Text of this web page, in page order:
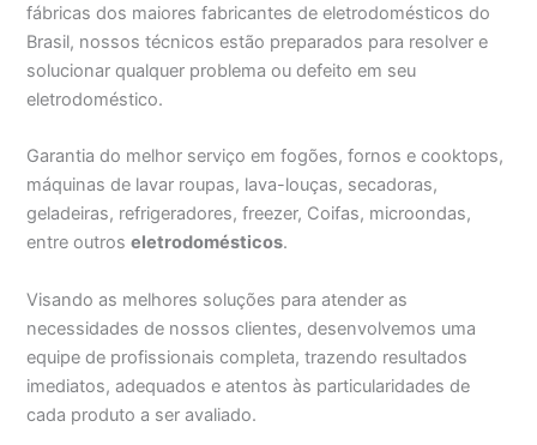
fábricas dos maiores fabricantes de eletrodomésticos do
Brasil, nossos técnicos estão preparados para resolver e
solucionar qualquer problema ou defeito em seu
eletrodoméstico.
Garantia do melhor serviço em fogões, fornos e cooktops,
máquinas de lavar roupas, lava-louças, secadoras,
geladeiras, refrigeradores, freezer, Coifas, microondas,
entre outroseletrodomésticos.
Visando as melhores soluções para atender as
necessidades de nossos clientes, desenvolvemos uma
equipe de profissionais completa, trazendo resultados
imediatos, adequados e atentos às particularidades de
cada produto a ser avaliado.